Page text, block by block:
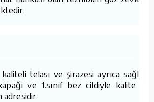
telası ve şirazesi ayrıca sağlam
ve 1.sınıf bez cildiyle kalite ve
adresidir.